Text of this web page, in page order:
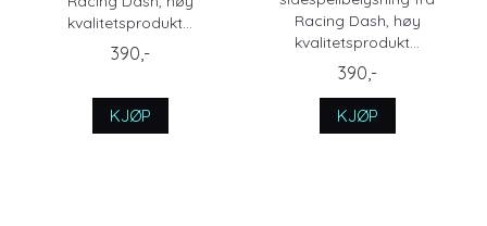
kvalitetsprodukt...
390,-
KJØP
Racing Dash, høy
kvalitetsprodukt...
390,-
KJØP